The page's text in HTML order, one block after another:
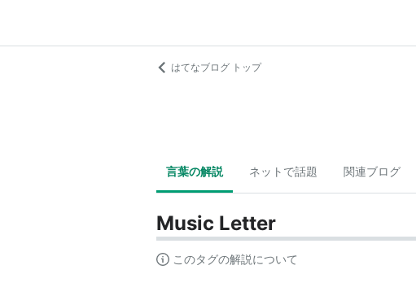
はてなブログ トップ
言葉の解説 ネットで話題 関連ブログ
Music Letter
このタグの解説について